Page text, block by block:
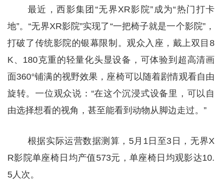
最近，西影集团“无界XR影院”成为“热门打卡
地”。“无界XR影院”实现了“一把椅子就是一个影院”，
打破了传统影院的银幕限制。观众入座，戴上双目8
K、180克重的轻量化头显设备，可体验到超高清画
面360°铺满的视野效果，座椅可以随着剧情观看自由
旋转。一位观众说：“在这个沉浸式设备里，可以自
由选择想看的视角，甚至能看到动物从脚边走过。”
根据实际运营数据测算，5月1日至3日，无界X
R影院单座椅日均产值573元，单座椅日均观影达10.
5人次。